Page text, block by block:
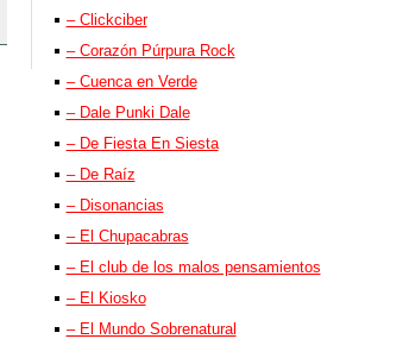
– Clickciber
– Corazón Púrpura Rock
– Cuenca en Verde
– Dale Punki Dale
– De Fiesta En Siesta
– De Raíz
– Disonancias
– El Chupacabras
– El club de los malos pensamientos
– El Kiosko
– El Mundo Sobrenatural